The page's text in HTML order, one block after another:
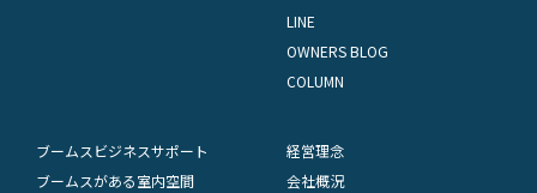
LINE
OWNERS BLOG
COLUMN
ブームスビジネスサポート
ブームスがある室内空間
経営理念
会社概況